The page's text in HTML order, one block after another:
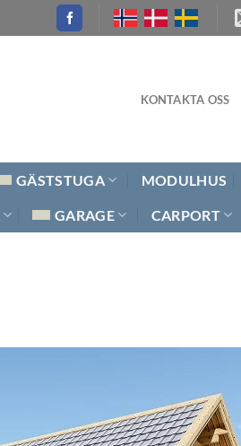
KONTAKTA OSS
GÄSTSTUGA MODULHUS
GARAGE CARPORT